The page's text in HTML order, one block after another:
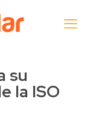
su
la ISO